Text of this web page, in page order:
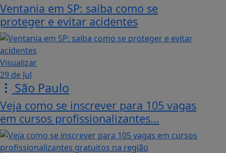
Ventania em SP: saiba como se
proteger e evitar acidentes
Visualizar
29 de Jul
São Paulo
Veja como se inscrever para 105 vagas
em cursos profissionalizantes...